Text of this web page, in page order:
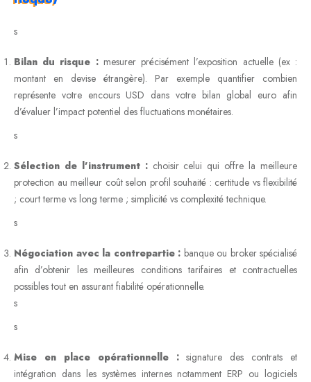
s
Bilan du risque :mesurer précisément l’exposition actuelle (ex :
montant en devise étrangère). Par exemple quantifier combien
représente votre encours USD dans votre bilan global euro afin
d’évaluer l’impact potentiel des fluctuations monétaires.
s
Sélection de l’instrument :choisir celui qui offre la meilleure
protection au meilleur coût selon profil souhaité : certitude vs flexibilité
; court terme vs long terme ; simplicité vs complexité technique.
s
Négociation avec la contrepartie : banque ou broker spécialisé
afin d’obtenir les meilleures conditions tarifaires et contractuelles
possibles tout en assurant fiabilité opérationnelle.
s
s
Mise en place opérationnelle :signature des contrats et
intégration dans les systèmes internes notamment ERP ou logiciels